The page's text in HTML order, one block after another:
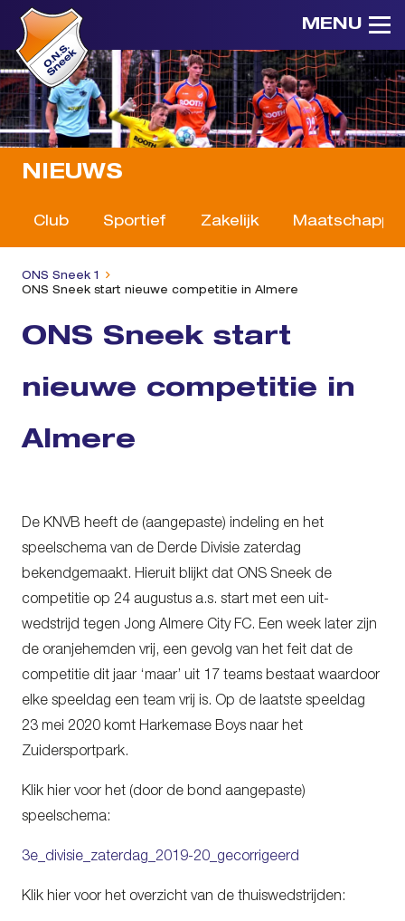
MENU
NIEUWS
Club Sportief Zakelijk
ONS Sneek 1
ONS Sneek start nieuwe competitie in Almere
ONS Sneek start
nieuwe competitie in
Almere
De KNVB heeft de (aangepaste) indeling en het
speelschema van de Derde Divisie zaterdag
bekendgemaakt. Hieruit blijkt dat ONS Sneek de
competitie op 24 augustus a.s. start met een uit-
wedstrijd tegen Jong Almere City FC. Een week later zijn
de oranjehemden vrij, een gevolg van het feit dat de
competitie dit jaar ‘maar’ uit 17 teams bestaat waardoor
elke speeldag een team vrij is. Op de laatste speeldag
23 mei 2020 komt Harkemase Boys naar het
Zuidersportpark.
Klik hier voor het (door de bond aangepaste)
speelschema:
3e_divisie_zaterdag_2019-20_gecorrigeerd
Klik hier voor het overzicht van de thuiswedstrijden: